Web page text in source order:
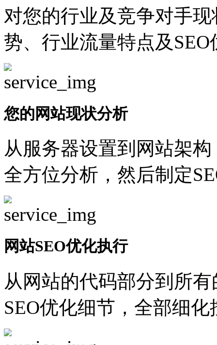
对您的行业及竞争对手
势、行业流量特点及
您的网站现状分析
从服务器设置到网站架
全方位分析，然后制定
网站SEO优化执行
从网站的代码部分到所
SEO优化细节，全部细